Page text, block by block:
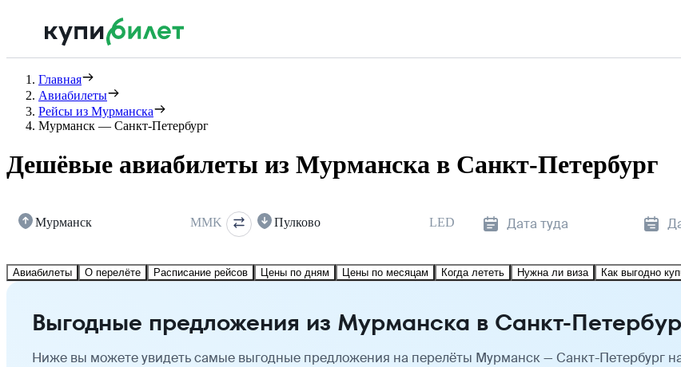
Главная
Авиабилеты
Рейсы из Мурманска
Мурманск — Санкт-Петербург
Дешёвые авиабилеты из Мурманска в Санкт-Петербург
Мурманск MMK Пулково LED Дата туда
Авиабилеты О перелёте Расписание рейсов Цены по дням Цены по месяцам Когда лететь Нужна ли виза Как выгодно
Выгодные предложения из Мурманска в Санкт-
Ниже вы можете увидеть самые выгодные предложения на перелёты Мурманск — Санкт-Петербург